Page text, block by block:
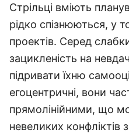
Стрільці вміють
рідко спізнюються, у
проектів. Серед
зацикленість на
підривати їхню
егоцентричні, вони
прямолінійними, що
невеликих конфліктів